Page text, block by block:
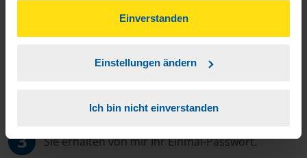
können Sie der Verwendung von Cookies, gemäß
unserer
Einverstanden
Einstellungen ändern
Ich bin nicht einverstanden
1
3 Sie erhalten von mir Ihr Einmal-Passwort.